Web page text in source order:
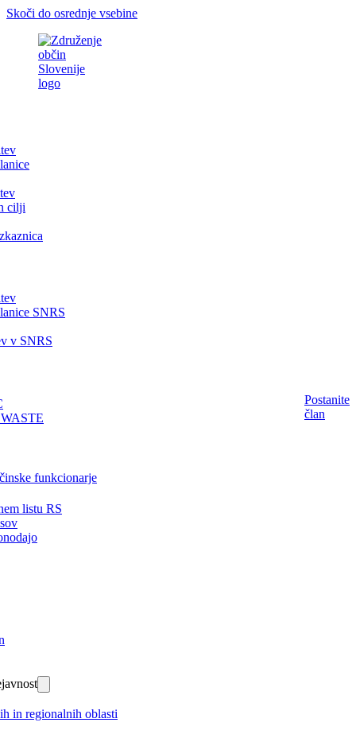
Skoči do osrednje vsebine
cilji
SNRS
v SNRS
funkcionarje
listu RS
in regionalnih oblasti
Postanite
član